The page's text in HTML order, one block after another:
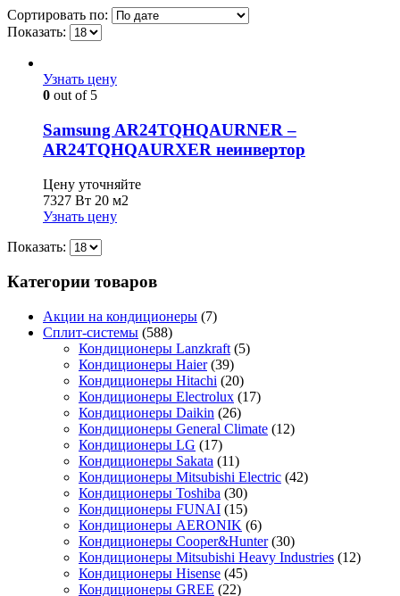
Сортировать по:
Показать:
Узнать цену
0 out of 5
Samsung AR24TQHQAURNER –
AR24TQHQAURXER неинвертор
Цену уточняйте
7327 Вт 20 м2
Узнать цену
Показать:
Категории товаров
Акции на кондиционеры (7)
Сплит-системы (588)
Кондиционеры Lanzkraft (5)
Кондиционеры Haier (39)
Кондиционеры Hitachi (20)
Кондиционеры Electrolux (17)
Кондиционеры Daikin (26)
Кондиционеры General Climate (12)
Кондиционеры LG (17)
Кондиционеры Sakata (11)
Кондиционеры Mitsubishi Electric (42)
Кондиционеры Toshiba (30)
Кондиционеры FUNAI (15)
Кондиционеры AERONIK (6)
Кондиционеры Cooper&Hunter (30)
Кондиционеры Mitsubishi Heavy Industries (12)
Кондиционеры Hisense (45)
Кондиционеры GREE (22)